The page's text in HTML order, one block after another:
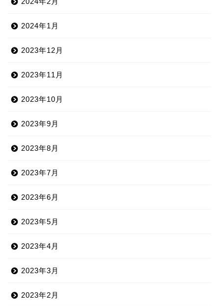
2024年1月
2023年12月
2023年11月
2023年10月
2023年9月
2023年8月
2023年7月
2023年6月
2023年5月
2023年4月
2023年3月
2023年2月